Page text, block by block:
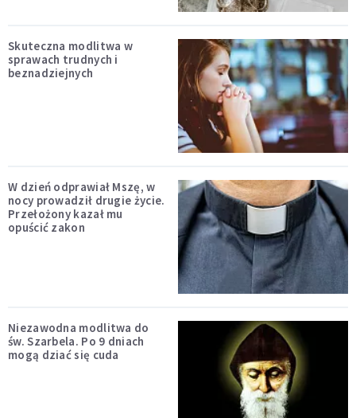
Skuteczna modlitwa w
sprawach trudnych i
beznadziejnych
W dzień odprawiał Mszę, w
nocy prowadził drugie życie.
Przełożony kazał mu
opuścić zakon
Niezawodna modlitwa do
św. Szarbela. Po 9 dniach
mogą dziać się cuda